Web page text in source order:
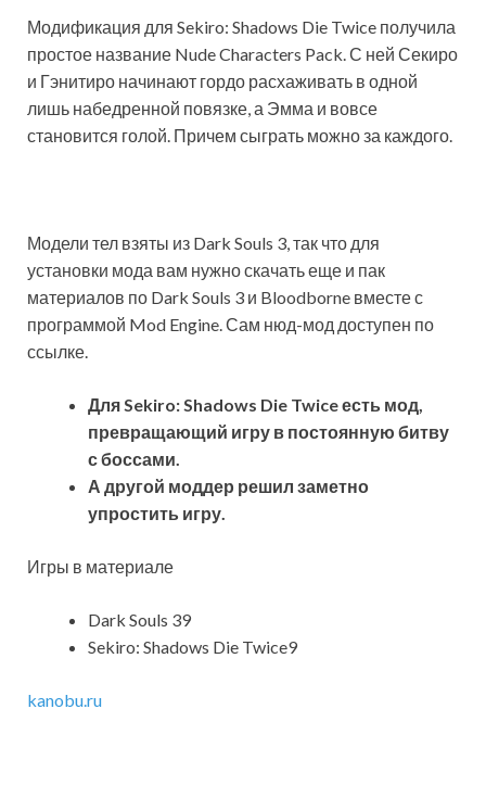
Модификация для Sekiro: Shadows Die Twice получила
простое название Nude Characters Pack. С ней Секиро
и Гэнитиро начинают гордо расхаживать в одной
лишь набедренной повязке, а Эмма и вовсе
становится голой. Причем сыграть можно за каждого.
Модели тел взяты из Dark Souls 3, так что для
установки мода вам нужно скачать еще и пак
материалов по Dark Souls 3 и Bloodborne вместе с
программой Mod Engine. Сам нюд-мод доступен по
ссылке.
Для Sekiro: Shadows Die Twice есть мод,
превращающий игру в постоянную битву
с боссами.
А другой моддер решил заметно
упростить игру.
Игры в материале
Dark Souls 39
Sekiro: Shadows Die Twice9
kanobu.ru